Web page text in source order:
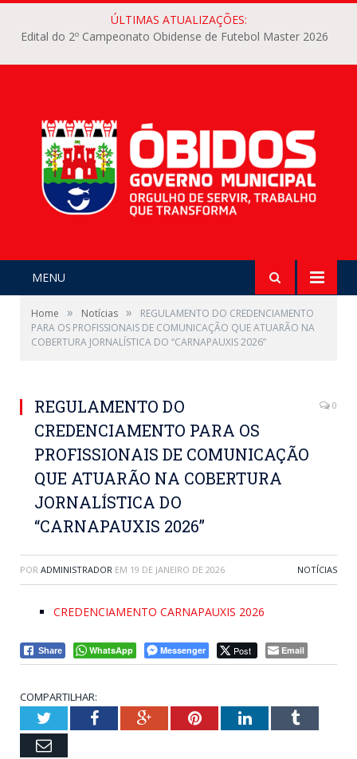
ÚLTIMAS ATUALIZAÇÕES:
Edital do 2º Campeonato Obidense de Futebol Master 2026
MENU
Home » Notícias »
REGULAMENTO DO CREDENCIAMENTO
PARA OS PROFISSIONAIS DE COMUNICAÇÃO QUE ATUARÃO NA
COBERTURA JORNALÍSTICA DO “CARNAPAUXIS 2026”
REGULAMENTO DO
CREDENCIAMENTO PARA OS
PROFISSIONAIS DE COMUNICAÇÃO
QUE ATUARÃO NA COBERTURA
JORNALÍSTICA DO
“CARNAPAUXIS 2026”
0
POR ADMINISTRADOR EM 19 DE JANEIRO DE 2026 NOTÍCIAS
CREDENCIAMENTO CARNAPAUXIS 2026
Share WhatsApp Messenger Post Email
COMPARTILHAR:
TwitterFacebookGoogle+PinterestLinkedInTumblr
Email